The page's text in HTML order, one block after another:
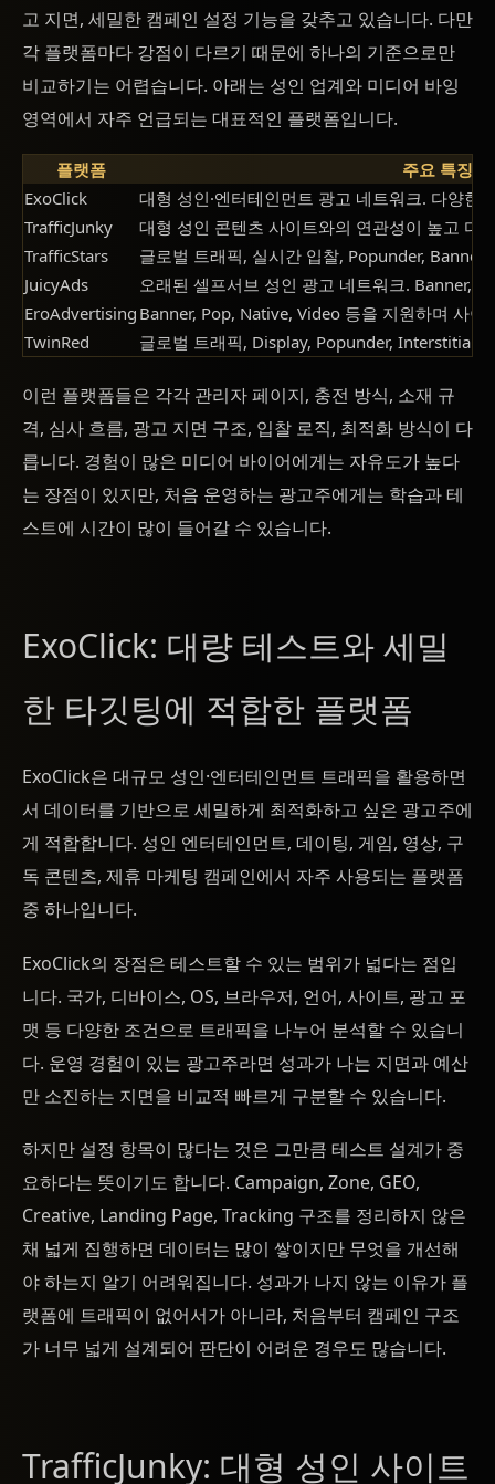
고 지면, 세밀한 캠페인 설정 기능을 갖추고 있습니다. 다만
각 플랫폼마다 강점이 다르기 때문에 하나의 기준으로만
비교하기는 어렵습니다. 아래는 성인 업계와 미디어 바잉
영역에서 자주 언급되는 대표적인 플랫폼입니다.
플랫폼
주요 특징
ExoClick
대형 성인·엔터테인먼트 광고 네트워크. 다양한
TrafficJunky
대형 성인 콘텐츠 사이트와의 연관성이 높고 디
TrafficStars
글로벌 트래픽, 실시간 입찰, Popunder,
JuicyAds
오래된 셀프서브 성인 광고 네트워크. Banner,
EroAdvertising Banner, Pop, Native, Video 등을 지원하며 사이
TwinRed
글로벌 트래픽, Display, Popunder, Interstitial,
이런 플랫폼들은 각각 관리자 페이지, 충전 방식, 소재 규
격, 심사 흐름, 광고 지면 구조, 입찰 로직, 최적화 방식이 다
릅니다. 경험이 많은 미디어 바이어에게는 자유도가 높다
는 장점이 있지만, 처음 운영하는 광고주에게는 학습과 테
스트에 시간이 많이 들어갈 수 있습니다.
ExoClick: 대량 테스트와 세밀
한 타깃팅에 적합한 플랫폼
ExoClick은 대규모 성인·엔터테인먼트 트래픽을 활용하면
서 데이터를 기반으로 세밀하게 최적화하고 싶은 광고주에
게 적합합니다. 성인 엔터테인먼트, 데이팅, 게임, 영상, 구
독 콘텐츠, 제휴 마케팅 캠페인에서 자주 사용되는 플랫폼
중 하나입니다.
ExoClick의 장점은 테스트할 수 있는 범위가 넓다는 점입
니다. 국가, 디바이스, OS, 브라우저, 언어, 사이트, 광고 포
맷 등 다양한 조건으로 트래픽을 나누어 분석할 수 있습니
다. 운영 경험이 있는 광고주라면 성과가 나는 지면과 예산
만 소진하는 지면을 비교적 빠르게 구분할 수 있습니다.
하지만 설정 항목이 많다는 것은 그만큼 테스트 설계가 중
요하다는 뜻이기도 합니다. Campaign, Zone, GEO,
Creative, Landing Page, Tracking 구조를 정리하지 않은
채 넓게 집행하면 데이터는 많이 쌓이지만 무엇을 개선해
야 하는지 알기 어려워집니다. 성과가 나지 않는 이유가 플
랫폼에 트래픽이 없어서가 아니라, 처음부터 캠페인 구조
가 너무 넓게 설계되어 판단이 어려운 경우도 많습니다.
TrafficJunky: 대형 성인 사이트